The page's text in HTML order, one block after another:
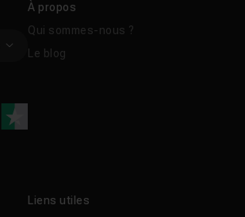
À propos
Qui sommes-nous ?
Le blog
Liens utiles